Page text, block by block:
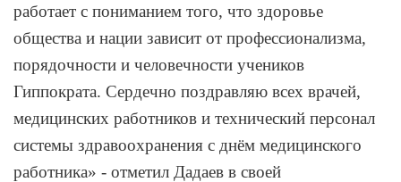
работает с пониманием того, что здоровье
общества и нации зависит от профессионализма,
порядочности и человечности учеников
Гиппократа. Сердечно поздравляю всех врачей,
медицинских работников и технический персонал
системы здравоохранения с днём медицинского
работника» - отметил Дадаев в своей